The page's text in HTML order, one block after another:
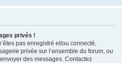
privés !
pas enregistré et/ou connecté,
privée sur l’ensemble du forum, ou
des messages. Contactez